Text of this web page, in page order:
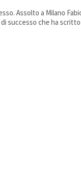
successo che ha scritto